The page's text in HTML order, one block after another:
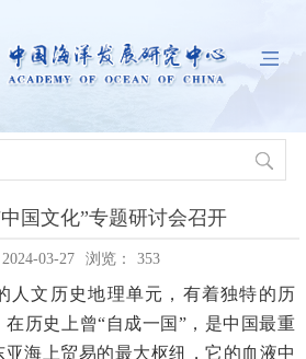
国文化”专题研讨会召开
03-27 浏览： 353
人文历史地理单元，有着独特的历
历史上曾“自成一国”，是中国最重
海上贸易的最大枢纽，它的血液中